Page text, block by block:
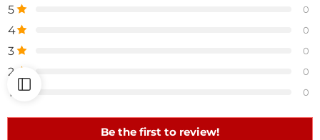
5 0
4 0
3 0
2 0
1 0
Be the first to review!